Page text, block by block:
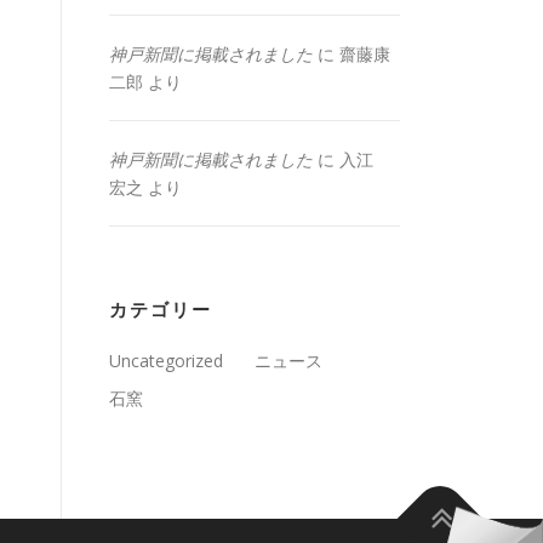
神戸新聞に掲載されました に 齋藤康
二郎 より
神戸新聞に掲載されました に 入江
宏之 より
カテゴリー
Uncategorized
ニュース
石窯